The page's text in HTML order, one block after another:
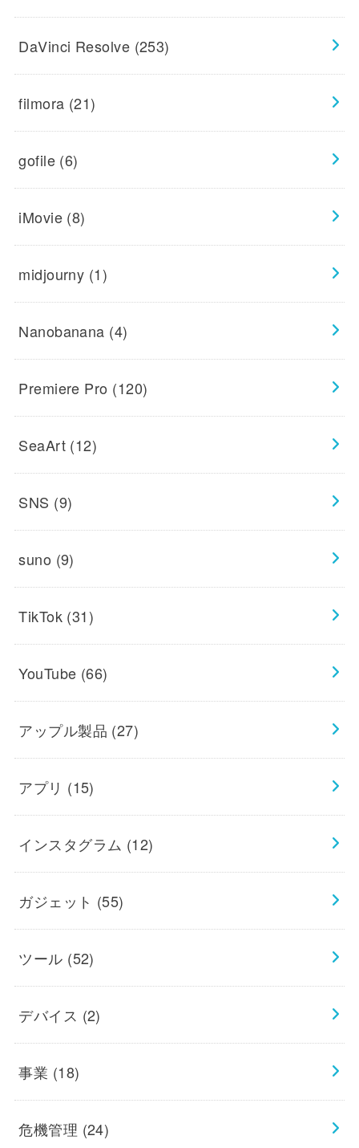
DaVinci Resolve (253)
filmora (21)
gofile (6)
iMovie (8)
midjourny (1)
Nanobanana (4)
Premiere Pro (120)
SeaArt (12)
SNS (9)
suno (9)
TikTok (31)
YouTube (66)
アップル製品 (27)
アプリ (15)
インスタグラム (12)
ガジェット (55)
ツール (52)
デバイス (2)
事業 (18)
危機管理 (24)